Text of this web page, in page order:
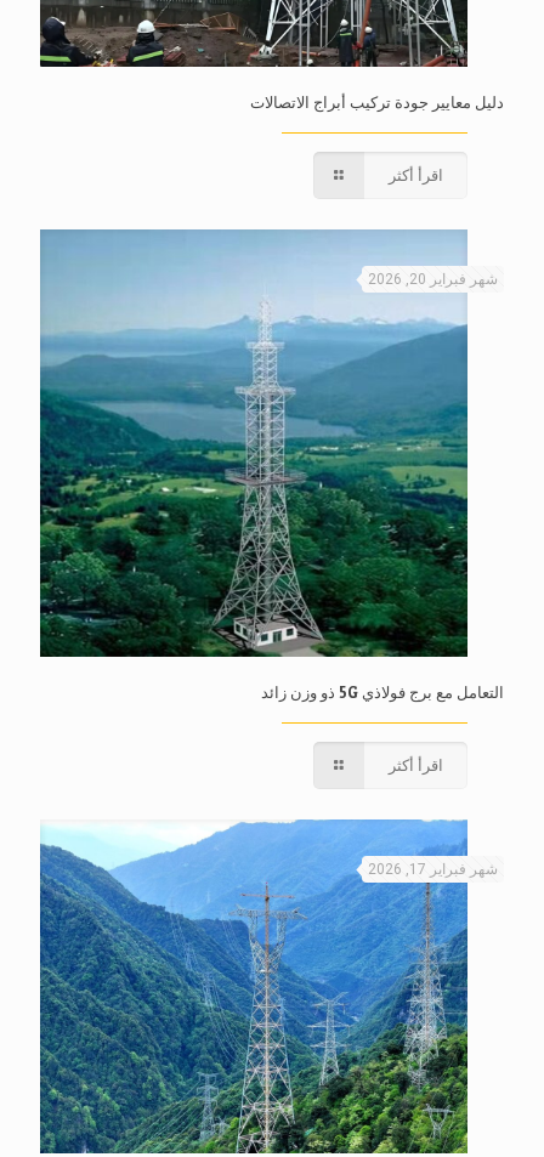
دليل معايير جودة تركيب أبراج الاتصالات
اقرأ أكثر
شهر فبراير 20, 2026
التعامل مع برج فولاذي 5G ذو وزن زائد
اقرأ أكثر
شهر فبراير 17, 2026